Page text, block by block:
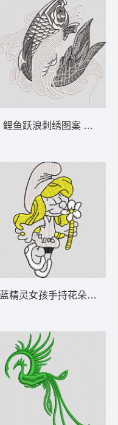
鲤鱼跃浪刺绣图案 鲤鱼
蓝精灵女孩手持花朵 蓝精灵